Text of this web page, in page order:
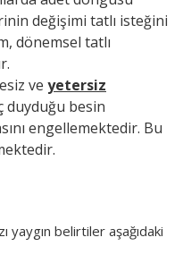
değişimi tatlı isteğini
dönemsel tatlı
ve yetersiz
duyduğu besin
engellemektedir. Bu
yaygın belirtiler aşağıdaki